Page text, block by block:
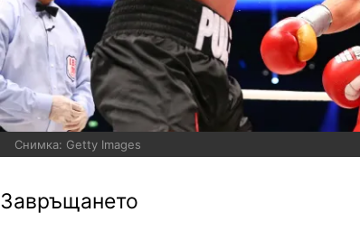
Снимка: Getty Images
Завръщането